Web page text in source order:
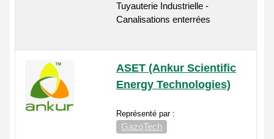
Tuyauterie Industrielle -
Canalisations enterrées
ASET (Ankur Scientific
Energy Technologies)
Représenté par :
GazoTech